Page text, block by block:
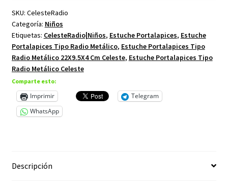
SKU: CelesteRadio
Categoría: Niños
Etiquetas: CelesteRadio|Niños, Estuche Portalapices, Estuche
Portalapices Tipo Radio Metálico, Estuche Portalapices Tipo
Radio Metálico 22X9.5X4 Cm Celeste, Estuche Portalapices Tipo
Radio Metálico Celeste
Comparte esto:
Imprimir
Telegram
WhatsApp
Descripción